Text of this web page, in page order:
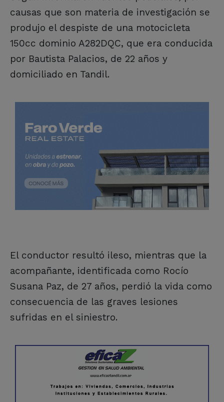
causas que son materia de investigación se
produjo el despiste de una motocicleta
150cc dominio A282DQC, que era conducida
por Bautista Palacios, de 22 años y
domiciliado en Tandil.
El conductor resultó ileso, mientras que la
acompañante, identificada como Rocío
Susana Paz, de 27 años, perdió la vida como
consecuencia de las graves lesiones
sufridas en el siniestro.